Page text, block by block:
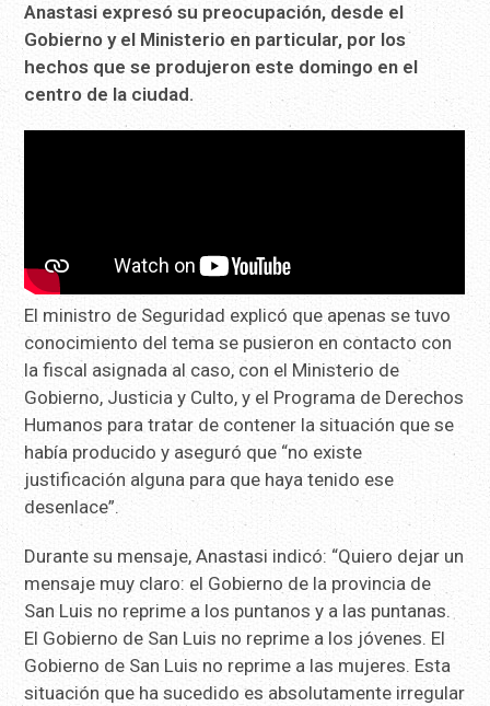
Anastasi expresó su preocupación, desde el
Gobierno y el Ministerio en particular, por los
hechos que se produjeron este domingo en el
centro de la ciudad.
El ministro de Seguridad explicó que apenas se tuvo
conocimiento del tema se pusieron en contacto con
la fiscal asignada al caso, con el Ministerio de
Gobierno, Justicia y Culto, y el Programa de Derechos
Humanos para tratar de contener la situación que se
había producido y aseguró que “no existe
justificación alguna para que haya tenido ese
desenlace”.
Durante su mensaje, Anastasi indicó: “Quiero dejar un
mensaje muy claro: el Gobierno de la provincia de
San Luis no reprime a los puntanos y a las puntanas.
El Gobierno de San Luis no reprime a los jóvenes. El
Gobierno de San Luis no reprime a las mujeres. Esta
situación que ha sucedido es absolutamente irregular